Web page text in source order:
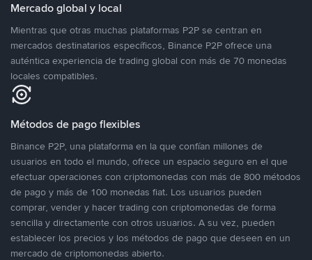
Mercado global y local
Mientras que otras muchas plataformas P2P se centran en
mercados destinatarios específicos, Binance P2P ofrece una
auténtica experiencia de trading global con más de 70 monedas
locales compatibles.
Métodos de pago flexibles
Binance P2P, una plataforma en la que confían millones de
usuarios en todo el mundo, ofrece un espacio seguro en el que
efectuar operaciones con criptomonedas con más de 800 métodos
de pago y más de 100 monedas fiat. Los usuarios pueden
comprar, vender y hacer trading con criptomonedas de forma
sencilla y directamente con otros usuarios. A su vez, pueden
establecer los precios y los métodos de pago que deseen en un
mercado de criptomonedas abierto.